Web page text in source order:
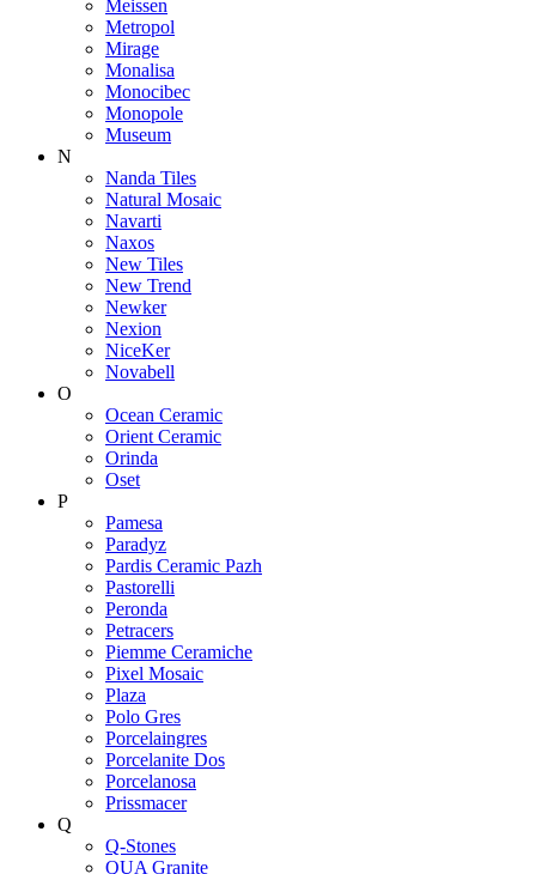
Meissen
Metropol
Mirage
Monalisa
Monocibec
Monopole
Museum
N
Nanda Tiles
Natural Mosaic
Navarti
Naxos
New Tiles
New Trend
Newker
Nexion
NiceKer
Novabell
O
Ocean Ceramic
Orient Ceramic
Orinda
Oset
P
Pamesa
Paradyz
Pardis Ceramic Pazh
Pastorelli
Peronda
Petracers
Piemme Ceramiche
Pixel Mosaic
Plaza
Polo Gres
Porcelaingres
Porcelanite Dos
Porcelanosa
Prissmacer
Q
Q-Stones
QUA Granite